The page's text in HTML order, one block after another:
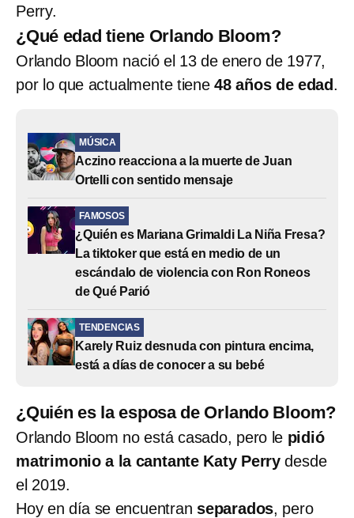
Perry.
¿Qué edad tiene Orlando Bloom?
Orlando Bloom nació el 13 de enero de 1977,
por lo que actualmente tiene48 años de edad .
MÚSICA
Aczino reacciona a la muerte de Juan
Ortelli con sentido mensaje
FAMOSOS
¿Quién es Mariana Grimaldi La Niña Fresa?
La tiktoker que está en medio de un
escándalo de violencia con Ron Roneos
de Qué Parió
TENDENCIAS
Karely Ruiz desnuda con pintura encima,
está a días de conocer a su bebé
¿Quién es la esposa de Orlando Bloom?
Orlando Bloom no está casado, pero le pidió
matrimonio a la cantante Katy Perry desde
el 2019.
Hoy en día se encuentran separados, pero